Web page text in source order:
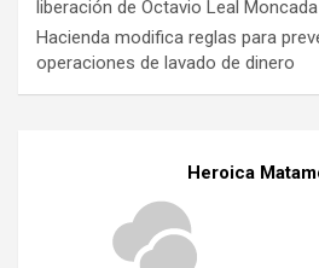
liberación de Octavio Leal Moncada
Hacienda modifica reglas para
operaciones de lavado de dinero
Heroica